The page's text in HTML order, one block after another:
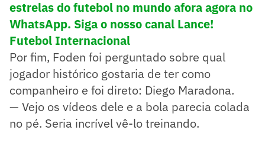
estrelas do futebol no mundo afora agora no
WhatsApp. Siga o nosso canal Lance!
Futebol Internacional
Por fim, Foden foi perguntado sobre qual
jogador histórico gostaria de ter como
companheiro e foi direto: Diego Maradona.
— Vejo os vídeos dele e a bola parecia colada
no pé. Seria incrível vê-lo treinando.